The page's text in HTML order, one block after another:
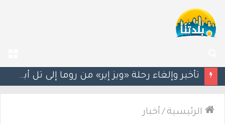
عن
سيغالوفيتش يستقيل من الكنيست.. وتقارير عن اتصالات مع القائمة العربية الموحدة
الرئيسية / أخبار